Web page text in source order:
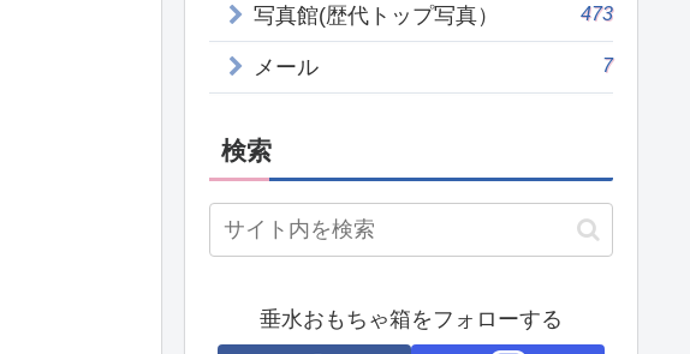
写真館(歴代トップ写真） 473
メール 7
検索
垂水おもちゃ箱をフォローする